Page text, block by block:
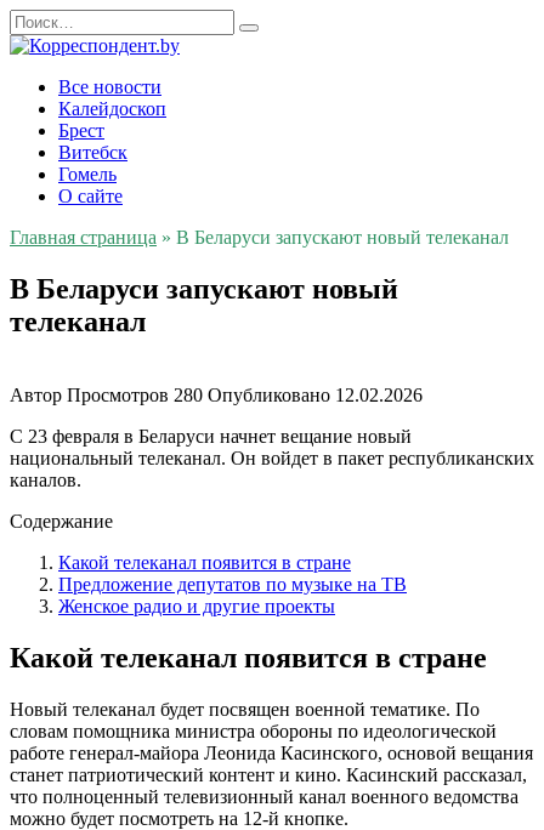
Перейти
к
содержанию
Search
for:
Все новости
Калейдоскоп
Брест
Витебск
Гомель
О сайте
Главная страница » В Беларуси запускают новый телеканал
В Беларуси запускают новый
телеканал
Автор Просмотров 280 Опубликовано 12.02.2026
С 23 февраля в Беларуси начнет вещание новый
национальный телеканал. Он войдет в пакет республиканских
каналов.
Содержание
Какой телеканал появится в стране
Предложение депутатов по музыке на ТВ
Женское радио и другие проекты
Какой телеканал появится в стране
Новый телеканал будет посвящен военной тематике. По
словам помощника министра обороны по идеологической
работе генерал-майора Леонида Касинского, основой вещания
станет патриотический контент и кино. Касинский рассказал,
что полноценный телевизионный канал военного ведомства
можно будет посмотреть на 12-й кнопке.